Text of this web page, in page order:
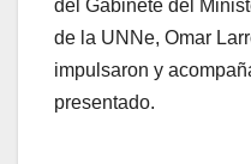
del Gabinete del
de la UNNe, Omar
impulsaron y
presentado.